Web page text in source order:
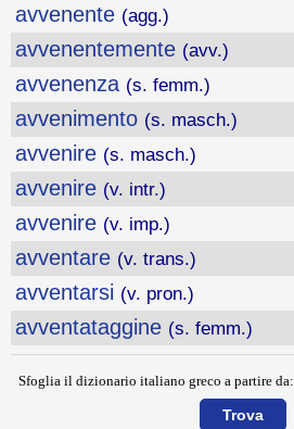
avvenente (agg.)
avvenentemente (avv.)
avvenenza (s. femm.)
avvenimento (s. masch.)
avvenire (s. masch.)
avvenire (v. intr.)
avvenire (v. imp.)
avventare (v. trans.)
avventarsi (v. pron.)
avventataggine (s. femm.)
Sfoglia il dizionario italiano greco a partire da: